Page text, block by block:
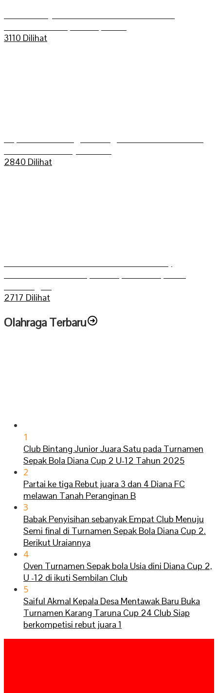
3110 Dilihat
2840 Dilihat
2717 Dilihat
Olahraga Terbaru
1
Club Bintang Junior Juara Satu pada Turnamen
Sepak Bola Diana Cup 2 U-12 Tahun 2025
2
Partai ke tiga Rebut juara 3 dan 4 Diana FC
melawan Tanah Peranginan B
3
Babak Penyisihan sebanyak Empat Club Menuju
Semi final di Turnamen Sepak Bola Diana Cup 2.
Berikut Uraiannya
4
Oven Turnamen Sepak bola Usia dini Diana Cup 2,
U -12 di ikuti Sembilan Club
5
Saiful Akmal Kepala Desa Mentawak Baru Buka
Turnamen Karang Taruna Cup 24 Club Siap
berkompetisi rebut juara 1